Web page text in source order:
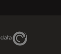
Genedata Link